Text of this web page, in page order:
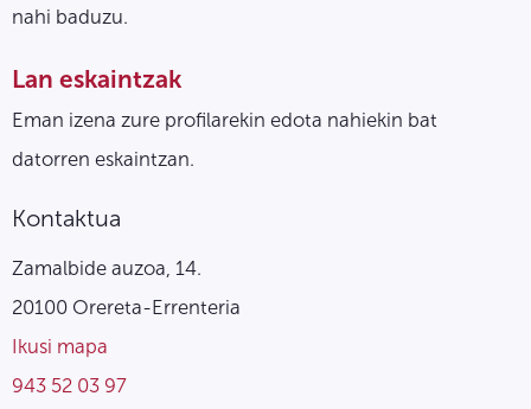
nahi baduzu.
Lan eskaintzak
Eman izena zure profilarekin edota nahiekin bat
datorren eskaintzan.
Kontaktua
Zamalbide auzoa, 14.
20100 Orereta-Errenteria
Ikusi mapa
943 52 03 97